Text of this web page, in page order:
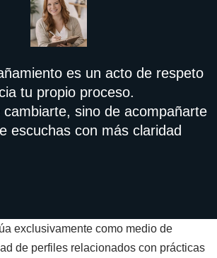
es un acto de respeto
tu propio proceso.
sino de acompañarte
escuchas con más claridad
exclusivamente como medio de
de perfiles relacionados con prácticas